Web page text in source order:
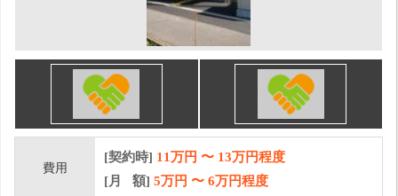
費用
[契約時] 11万円 〜 13万円程度
[月 額] 5万円 〜 6万円程度